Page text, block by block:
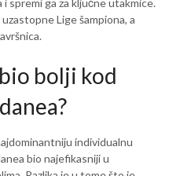
Lige šampiona, a
bolji kod
individualnu
bio najefikasniji u